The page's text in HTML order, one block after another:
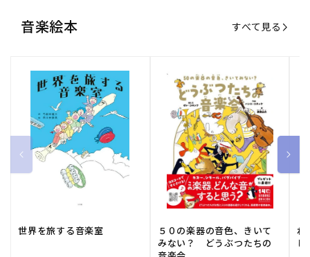
音楽絵本 すべて見る
世界を旅する音楽室
５０の楽器の音色、きいて
みない？ どうぶつたちの
ね